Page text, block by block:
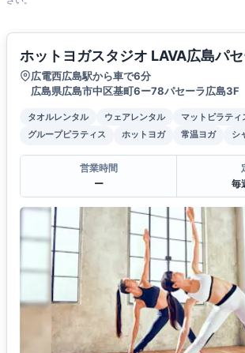
ホットヨガスタジオ LAVA広島パ
広電西広島駅から車で6分
広島県広島市中区基町6ー78パセーラ広島3F
タオルレンタル ウェアレンタル
マットピラティ
グループピラティス
ホットヨガ 常温ヨガ シ
営業時間
ー
毎